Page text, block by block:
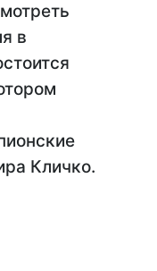
в
Кличко.